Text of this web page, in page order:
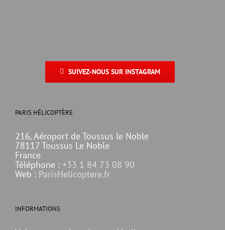
SUIVEZ-NOUS SUR INSTAGRAM
PARIS HÉLICOPTÈRE
216, Aéroport de Toussus le Noble
78117 Toussus Le Noble
France
Téléphone : +33 1 84 73 08 90
Web : ParisHelicoptere.fr
INFORMATIONS